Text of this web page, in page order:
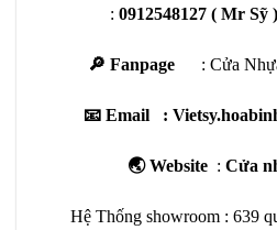
: 0912548127( Mr Sỹ )
🔎 Fanpage : Cửa
📧 Email :
🌏 Website : Cửa
Hệ Thống showroom : 639